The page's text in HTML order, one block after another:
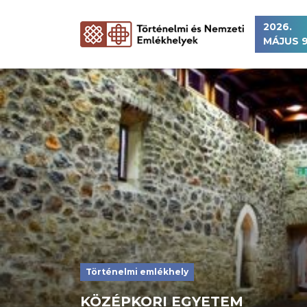
2026.
MÁJUS
Történelmi emlékhely
KÖZÉPKORI EGYETEM